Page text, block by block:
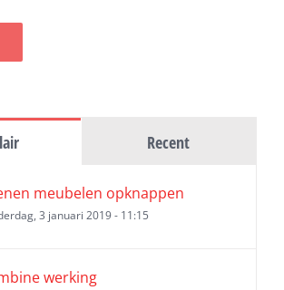
Recent
meubelen opknappen
3 januari 2019 - 11:15
werking